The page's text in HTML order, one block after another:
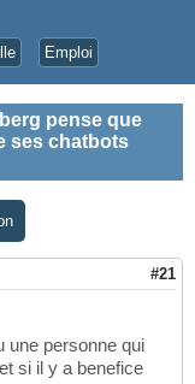
Emploi
pense que
ses chatbots
#21
une personne qui
si il y a benefice